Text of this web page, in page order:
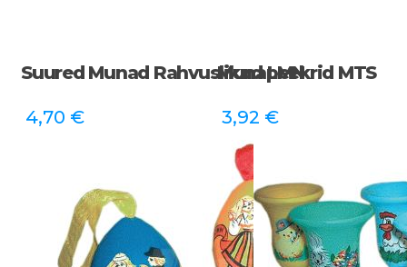
Suured Munad Rahvuslikud LMN
4,70 €
Munapeekrid MTS
3,92 €